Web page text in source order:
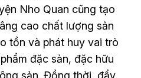
Nho Quan cũng tạo
cao chất lượng sản
tồn và phát huy vai trò
đặc sản, đặc hữu